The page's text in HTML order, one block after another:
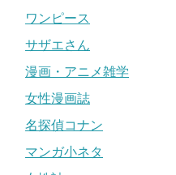
ワンピース
サザエさん
漫画・アニメ雑学
女性漫画誌
名探偵コナン
マンガ小ネタ